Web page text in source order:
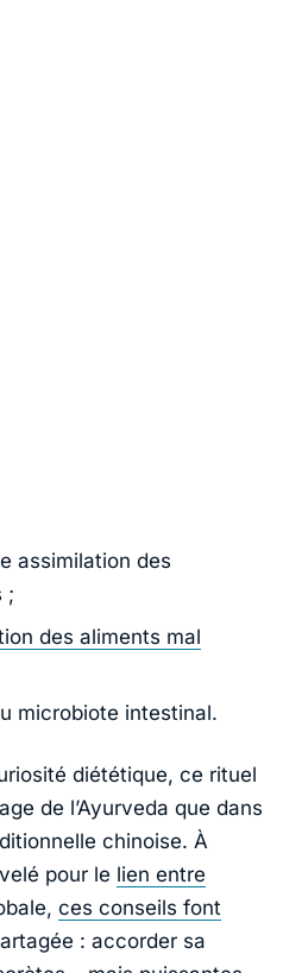
assimilation des
;
des aliments mal
microbiote intestinal.
diététique, ce rituel
de l’Ayurveda que dans
chinoise. À
pour le lien entre
ces conseils font
: accorder sa